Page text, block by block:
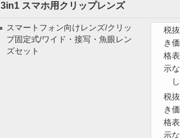
3in1 スマホ用クリップレンズ
スマートフォン向けレンズ/クリッ
プ固定式/ワイド・接写・魚眼レン
ズセット
税抜
き価
格表
示な
し
税抜
き価
格表
示な